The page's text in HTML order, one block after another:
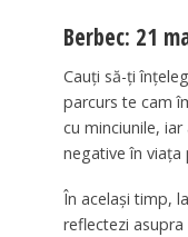
Berbec: 21
Cauți să-ți
parcurs te cam
cu minciunile,
negative în viața
În același timp,
reflectezi